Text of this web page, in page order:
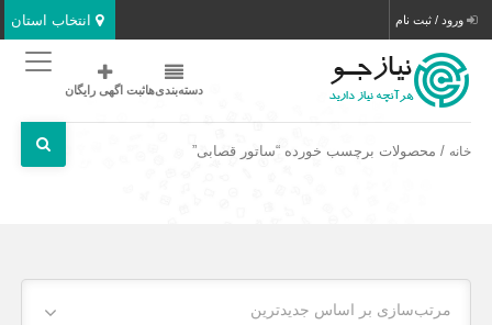
انتخاب استان ورود / ثبت نام
دسته‌بندی‌هاثبت اگهی رایگان
خانه / محصولات برچسب خورده “ساتور قصابی”
مرتب‌سازی بر اساس جدیدترین